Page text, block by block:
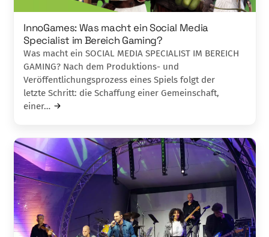
InnoGames: Was macht ein Social Media
Specialist im Bereich Gaming?
Was macht ein SOCIAL MEDIA SPECIALIST IM BEREICH
GAMING? Nach dem Produktions- und
Veröffentlichungsprozess eines Spiels folgt der
letzte Schritt: die Schaffung einer Gemeinschaft,
einer…